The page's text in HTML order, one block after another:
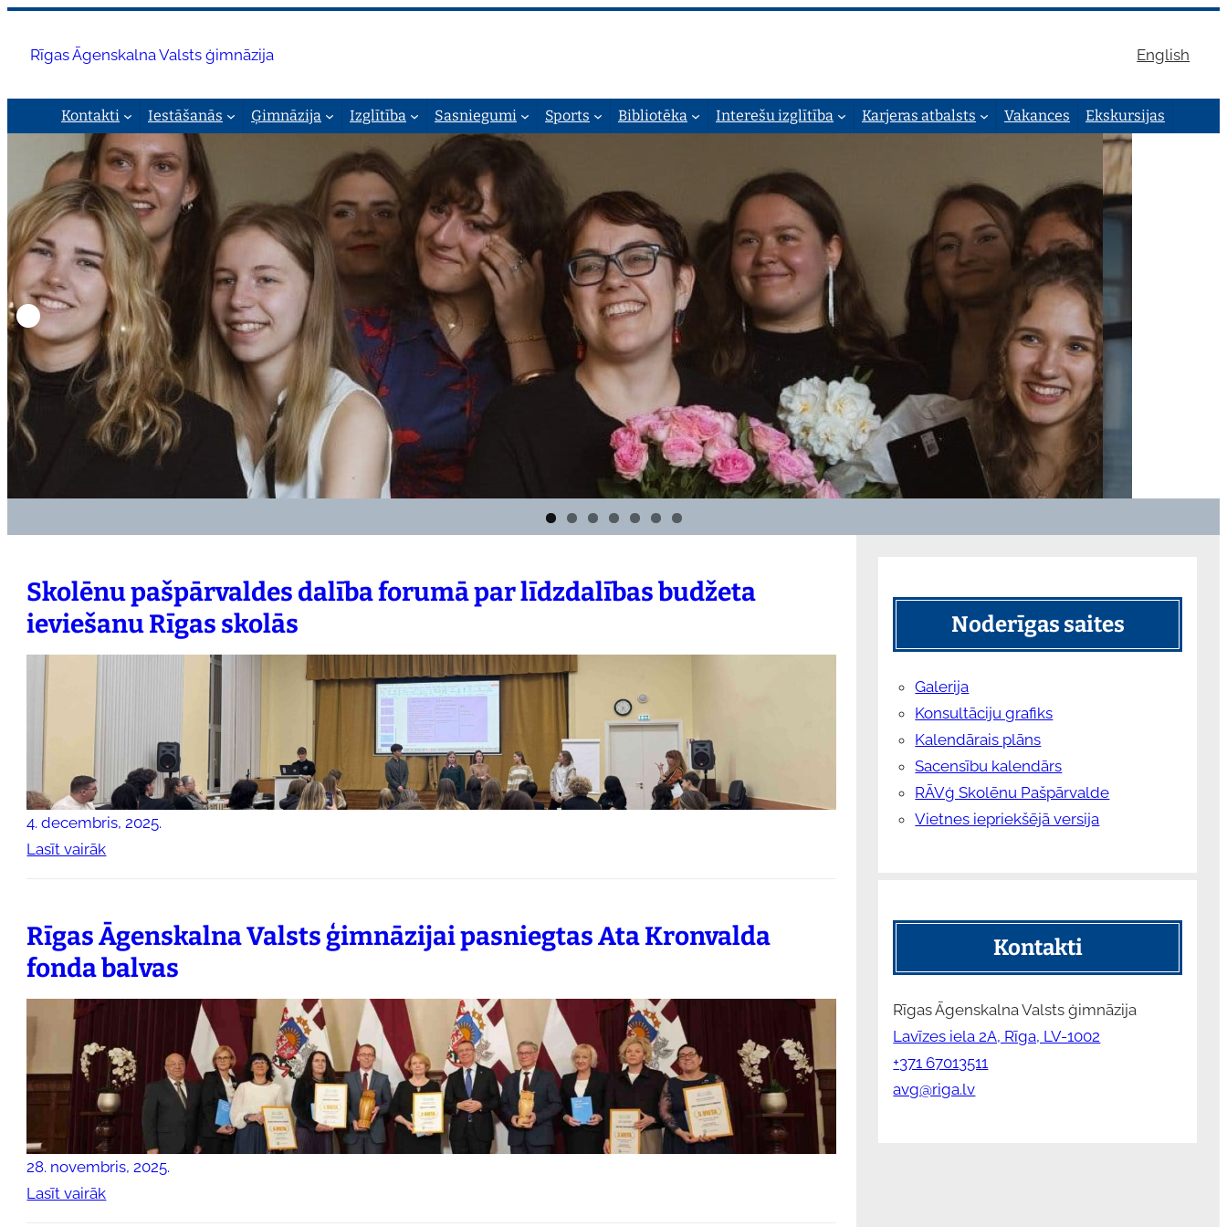
Rīgas Āgenskalna Valsts ģimnāzija English
Kontakti Iestāšanās Ģimnāzija Izglītība Sasniegumi Sports Bibliotēka Interešu izglītība Karjeras atbalsts Vakances Ekskursijas
Skolēnu pašpārvaldes dalība forumā par līdzdalības budžeta
ieviešanu Rīgas skolās
4. decembris, 2025.
Lasīt vairāk:
o
l
ē
p
a
š
p
ā
r
Rīgas Āgenskalna Valsts ģimnāzijai pasniegtas Ata Kronvalda
fonda balvas
28. novembris, 2025.
Lasīt vairāk:
Noderīgas saites
Galerija
Konsultāciju grafiks
Kalendārais plāns
Sacensību kalendārs
RĀVģ Skolēnu Pašpārvalde
Vietnes iepriekšējā versija
Kontakti
Rīgas Āgenskalna Valsts ģimnāzija
Lavīzes iela 2A, Rīga, LV-1002
+371 67013511
avg@riga.lv